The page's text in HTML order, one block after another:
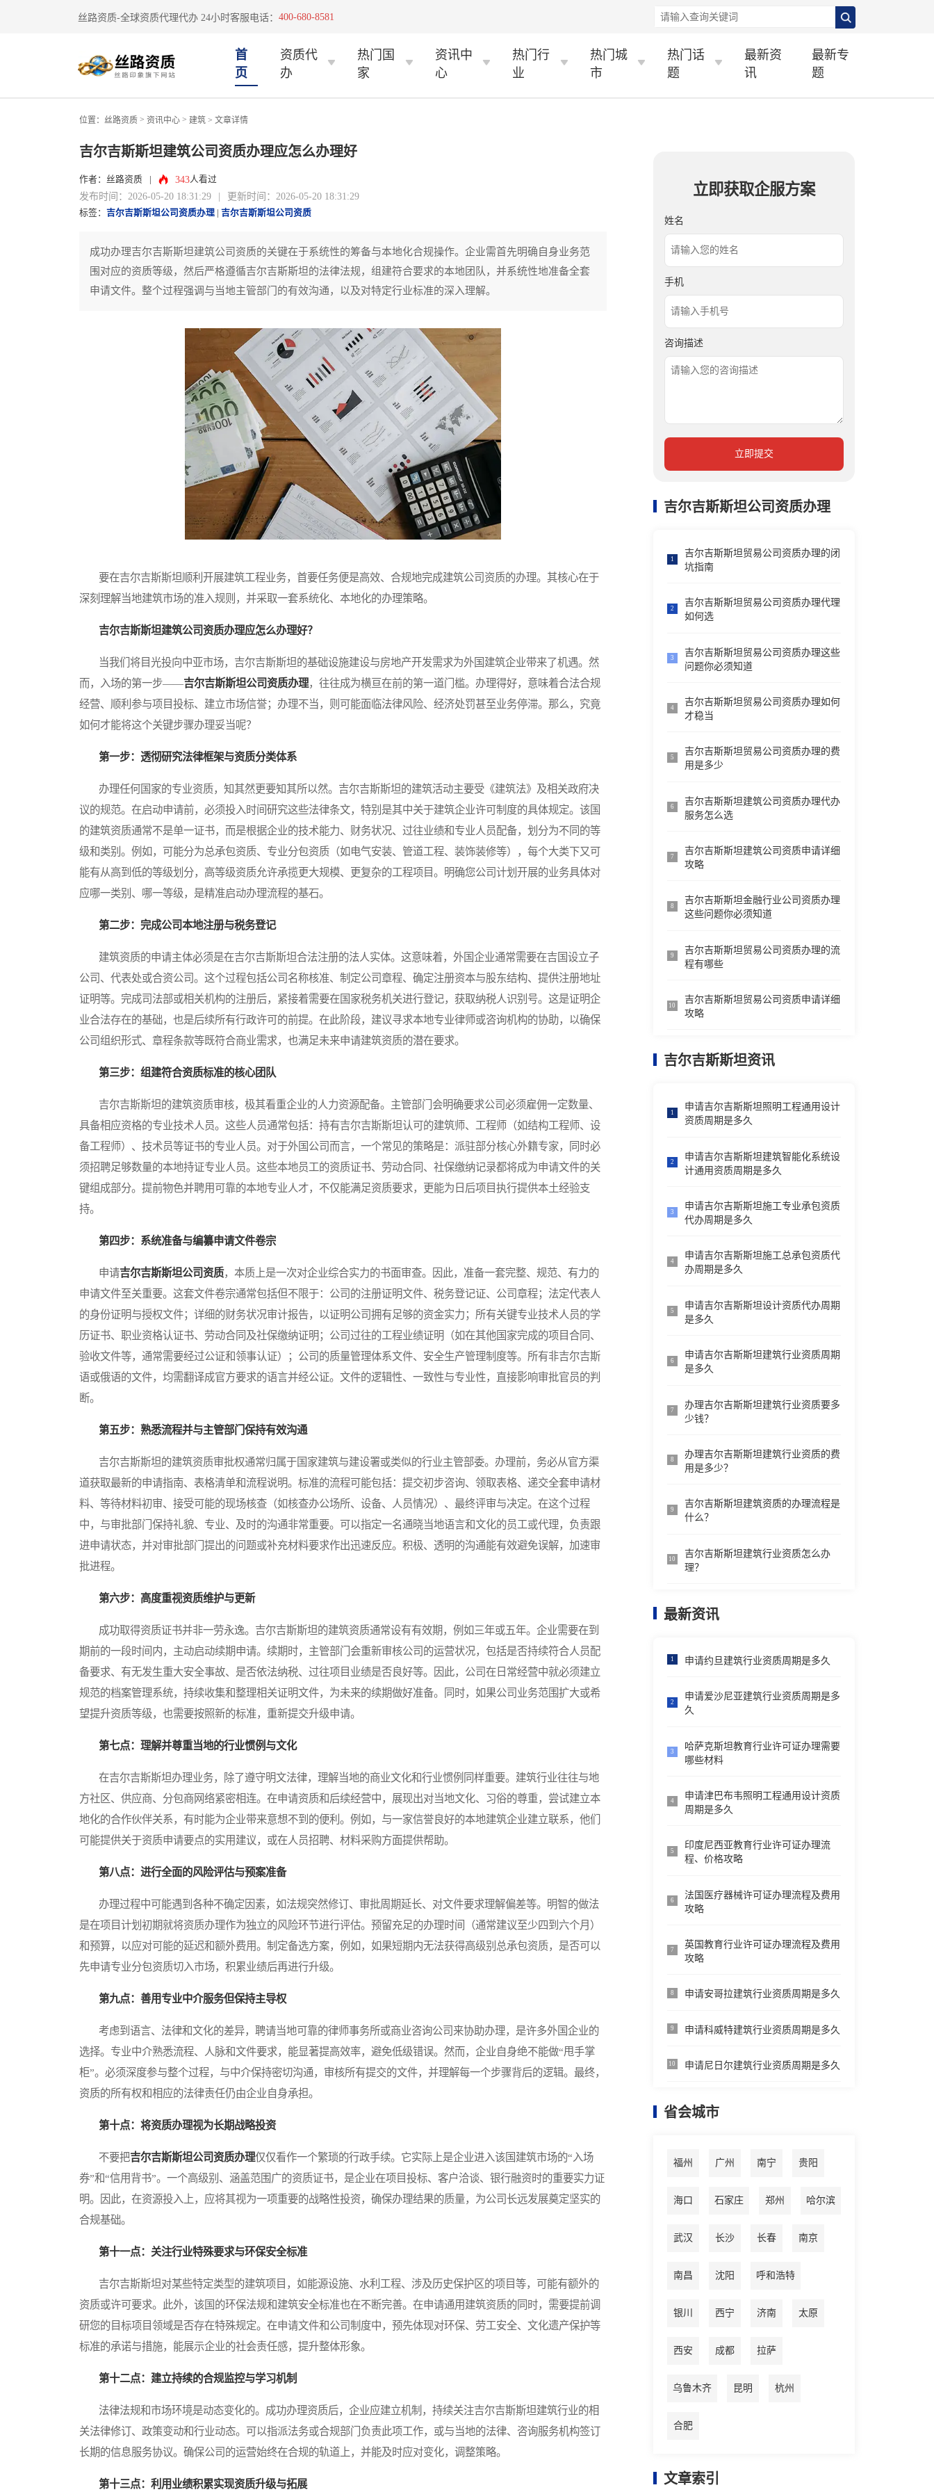
丝路资质-全球资质代理代办 24小时客服电话： 400-680-8581
首
页
资质代
办
热门国
家
资讯中
心
热门行
业
热门城
市
热门话
题
最新资
讯
最新专
题
位置： 丝路资质 > 资讯中心 > 建筑 > 文章详情
吉尔吉斯斯坦建筑公司资质办理应怎么办理好
作者：丝路资质 343人看过
发布时间：2026-05-20 18:31:29 | 更新时间：2026-05-20 18:31:29
标签： 吉尔吉斯斯坦公司资质办理 吉尔吉斯斯坦公司资质
成功办理吉尔吉斯斯坦建筑公司资质的关键在于系统性的筹备与本地化合规操作。企业需首先明确自身业务范
围对应的资质等级，然后严格遵循吉尔吉斯斯坦的法律法规，组建符合要求的本地团队，并系统性地准备全套
申请文件。整个过程强调与当地主管部门的有效沟通，以及对特定行业标准的深入理解。
要在吉尔吉斯斯坦顺利开展建筑工程业务，首要任务便是高效、合规地完成建筑公司资质的办理。其核心在于
深刻理解当地建筑市场的准入规则，并采取一套系统化、本地化的办理策略。
吉尔吉斯斯坦建筑公司资质办理应怎么办理好？
当我们将目光投向中亚市场，吉尔吉斯斯坦的基础设施建设与房地产开发需求为外国建筑企业带来了机遇。然
而，入场的第一步——吉尔吉斯斯坦公司资质办理，往往成为横亘在前的第一道门槛。办理得好，意味着合法合规
经营、顺利参与项目投标、建立市场信誉；办理不当，则可能面临法律风险、经济处罚甚至业务停滞。那么，究竟
如何才能将这个关键步骤办理妥当呢？
第一步：透彻研究法律框架与资质分类体系
办理任何国家的专业资质，知其然更要知其所以然。吉尔吉斯斯坦的建筑活动主要受《建筑法》及相关政府决
议的规范。在启动申请前，必须投入时间研究这些法律条文，特别是其中关于建筑企业许可制度的具体规定。该国
的建筑资质通常不是单一证书，而是根据企业的技术能力、财务状况、过往业绩和专业人员配备，划分为不同的等
级和类别。例如，可能分为总承包资质、专业分包资质（如电气安装、管道工程、装饰装修等），每个大类下又可
能有从高到低的等级划分，高等级资质允许承揽更大规模、更复杂的工程项目。明确您公司计划开展的业务具体对
应哪一类别、哪一等级，是精准启动办理流程的基石。
第二步：完成公司本地注册与税务登记
建筑资质的申请主体必须是在吉尔吉斯斯坦合法注册的法人实体。这意味着，外国企业通常需要在吉国设立子
公司、代表处或合资公司。这个过程包括公司名称核准、制定公司章程、确定注册资本与股东结构、提供注册地址
证明等。完成司法部或相关机构的注册后，紧接着需要在国家税务机关进行登记，获取纳税人识别号。这是证明企
业合法存在的基础，也是后续所有行政许可的前提。在此阶段，建议寻求本地专业律师或咨询机构的协助，以确保
公司组织形式、章程条款等既符合商业需求，也满足未来申请建筑资质的潜在要求。
第三步：组建符合资质标准的核心团队
吉尔吉斯斯坦的建筑资质审核，极其看重企业的人力资源配备。主管部门会明确要求公司必须雇佣一定数量、
具备相应资格的专业技术人员。这些人员通常包括：持有吉尔吉斯斯坦认可的建筑师、工程师（如结构工程师、设
备工程师）、技术员等证书的专业人员。对于外国公司而言，一个常见的策略是：派驻部分核心外籍专家，同时必
须招聘足够数量的本地持证专业人员。这些本地员工的资质证书、劳动合同、社保缴纳记录都将成为申请文件的关
键组成部分。提前物色并聘用可靠的本地专业人才，不仅能满足资质要求，更能为日后项目执行提供本土经验支
持。
第四步：系统准备与编纂申请文件卷宗
申请吉尔吉斯斯坦公司资质，本质上是一次对企业综合实力的书面审查。因此，准备一套完整、规范、有力的
申请文件至关重要。这套文件卷宗通常包括但不限于：公司的注册证明文件、税务登记证、公司章程；法定代表人
的身份证明与授权文件；详细的财务状况审计报告，以证明公司拥有足够的资金实力；所有关键专业技术人员的学
历证书、职业资格认证书、劳动合同及社保缴纳证明；公司过往的工程业绩证明（如在其他国家完成的项目合同、
验收文件等，通常需要经过公证和领事认证）；公司的质量管理体系文件、安全生产管理制度等。所有非吉尔吉斯
语或俄语的文件，均需翻译成官方要求的语言并经公证。文件的逻辑性、一致性与专业性，直接影响审批官员的判
断。
第五步：熟悉流程并与主管部门保持有效沟通
吉尔吉斯斯坦的建筑资质审批权通常归属于国家建筑与建设署或类似的行业主管部委。办理前，务必从官方渠
道获取最新的申请指南、表格清单和流程说明。标准的流程可能包括：提交初步咨询、领取表格、递交全套申请材
料、等待材料初审、接受可能的现场核查（如核查办公场所、设备、人员情况）、最终评审与决定。在这个过程
中，与审批部门保持礼貌、专业、及时的沟通非常重要。可以指定一名通晓当地语言和文化的员工或代理，负责跟
进申请状态，并对审批部门提出的问题或补充材料要求作出迅速反应。积极、透明的沟通能有效避免误解，加速审
批进程。
第六步：高度重视资质维护与更新
成功取得资质证书并非一劳永逸。吉尔吉斯斯坦的建筑资质通常设有有效期，例如三年或五年。企业需要在到
期前的一段时间内，主动启动续期申请。续期时，主管部门会重新审核公司的运营状况，包括是否持续符合人员配
备要求、有无发生重大安全事故、是否依法纳税、过往项目业绩是否良好等。因此，公司在日常经营中就必须建立
规范的档案管理系统，持续收集和整理相关证明文件，为未来的续期做好准备。同时，如果公司业务范围扩大或希
望提升资质等级，也需要按照新的标准，重新提交升级申请。
第七点：理解并尊重当地的行业惯例与文化
在吉尔吉斯斯坦办理业务，除了遵守明文法律，理解当地的商业文化和行业惯例同样重要。建筑行业往往与地
方社区、供应商、分包商网络紧密相连。在申请资质和后续经营中，展现出对当地文化、习俗的尊重，尝试建立本
地化的合作伙伴关系，有时能为企业带来意想不到的便利。例如，与一家信誉良好的本地建筑企业建立联系，他们
可能提供关于资质申请要点的实用建议，或在人员招聘、材料采购方面提供帮助。
第八点：进行全面的风险评估与预案准备
办理过程中可能遇到各种不确定因素，如法规突然修订、审批周期延长、对文件要求理解偏差等。明智的做法
是在项目计划初期就将资质办理作为独立的风险环节进行评估。预留充足的办理时间（通常建议至少四到六个月）
和预算，以应对可能的延迟和额外费用。制定备选方案，例如，如果短期内无法获得高级别总承包资质，是否可以
先申请专业分包资质切入市场，积累业绩后再进行升级。
第九点：善用专业中介服务但保持主导权
考虑到语言、法律和文化的差异，聘请当地可靠的律师事务所或商业咨询公司来协助办理，是许多外国企业的
选择。专业中介熟悉流程、人脉和文件要求，能显著提高效率，避免低级错误。然而，企业自身绝不能做“甩手掌
柜”。必须深度参与整个过程，与中介保持密切沟通，审核所有提交的文件，并理解每一个步骤背后的逻辑。最终，
资质的所有权和相应的法律责任仍由企业自身承担。
第十点：将资质办理视为长期战略投资
不要把吉尔吉斯斯坦公司资质办理仅仅看作一个繁琐的行政手续。它实际上是企业进入该国建筑市场的“入场
券”和“信用背书”。一个高级别、涵盖范围广的资质证书，是企业在项目投标、客户洽谈、银行融资时的重要实力证
明。因此，在资源投入上，应将其视为一项重要的战略性投资，确保办理结果的质量，为公司长远发展奠定坚实的
合规基础。
第十一点：关注行业特殊要求与环保安全标准
吉尔吉斯斯坦对某些特定类型的建筑项目，如能源设施、水利工程、涉及历史保护区的项目等，可能有额外的
资质或许可要求。此外，该国的环保法规和建筑安全标准也在不断完善。在申请通用建筑资质的同时，需要提前调
研您的目标项目领域是否存在特殊规定。在申请文件和公司制度中，预先体现对环保、劳工安全、文化遗产保护等
标准的承诺与措施，能展示企业的社会责任感，提升整体形象。
第十二点：建立持续的合规监控与学习机制
法律法规和市场环境是动态变化的。成功办理资质后，企业应建立机制，持续关注吉尔吉斯斯坦建筑行业的相
关法律修订、政策变动和行业动态。可以指派法务或合规部门负责此项工作，或与当地的法律、咨询服务机构签订
长期的信息服务协议。确保公司的运营始终在合规的轨道上，并能及时应对变化，调整策略。
第十三点：利用业绩积累实现资质升级与拓展
立即获取企服方案
姓名
手机
咨询描述
立即提交
吉尔吉斯斯坦公司资质办理
1
吉尔吉斯斯坦贸易公司资质办理的闭
坑指南
2
吉尔吉斯斯坦贸易公司资质办理代理
如何选
3
吉尔吉斯斯坦贸易公司资质办理这些
问题你必须知道
4
吉尔吉斯斯坦贸易公司资质办理如何
才稳当
5
吉尔吉斯斯坦贸易公司资质办理的费
用是多少
6
吉尔吉斯斯坦建筑公司资质办理代办
服务怎么选
7
吉尔吉斯斯坦建筑公司资质申请详细
攻略
8
吉尔吉斯斯坦金融行业公司资质办理
这些问题你必须知道
9
吉尔吉斯斯坦贸易公司资质办理的流
程有哪些
10
吉尔吉斯斯坦贸易公司资质申请详细
攻略
吉尔吉斯斯坦资讯
1
申请吉尔吉斯斯坦照明工程通用设计
资质周期是多久
2
申请吉尔吉斯斯坦建筑智能化系统设
计通用资质周期是多久
3
申请吉尔吉斯斯坦施工专业承包资质
代办周期是多久
4
申请吉尔吉斯斯坦施工总承包资质代
办周期是多久
5
申请吉尔吉斯斯坦设计资质代办周期
是多久
6
申请吉尔吉斯斯坦建筑行业资质周期
是多久
7
办理吉尔吉斯斯坦建筑行业资质要多
少钱？
8
办理吉尔吉斯斯坦建筑行业资质的费
用是多少？
9
吉尔吉斯斯坦建筑资质的办理流程是
什么？
10
吉尔吉斯斯坦建筑行业资质怎么办
理？
最新资讯
1 申请约旦建筑行业资质周期是多久
2
申请爱沙尼亚建筑行业资质周期是多
久
3
哈萨克斯坦教育行业许可证办理需要
哪些材料
4
申请津巴布韦照明工程通用设计资质
周期是多久
5
印度尼西亚教育行业许可证办理流
程、价格攻略
6
法国医疗器械许可证办理流程及费用
攻略
7
英国教育行业许可证办理流程及费用
攻略
8 申请安哥拉建筑行业资质周期是多久
9 申请科威特建筑行业资质周期是多久
10 申请尼日尔建筑行业资质周期是多久
省会城市
福州 广州 南宁 贵阳
海口 石家庄 郑州 哈尔滨
武汉 长沙 长春 南京
南昌 沈阳 呼和浩特
银川 西宁 济南 太原
西安 成都 拉萨
乌鲁木齐 昆明 杭州
合肥
文章索引